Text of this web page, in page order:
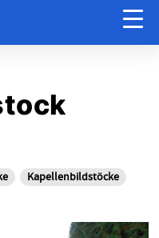
Kapellenbildstöcke